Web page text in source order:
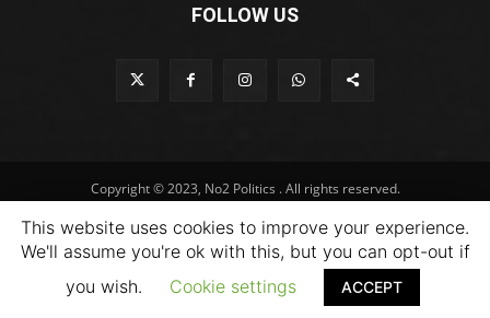
FOLLOW US
Copyright © 2023, No2 Politics . All rights reserved.
This website uses cookies to improve your experience.
We'll assume you're ok with this, but you can opt-out if
you wish.
Cookie settings ACCEPT